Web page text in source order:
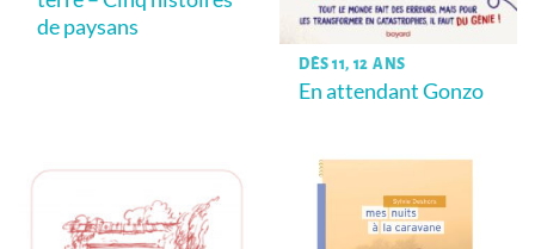
de paysans
DÈS 11, 12 ANS
En attendant Gonzo